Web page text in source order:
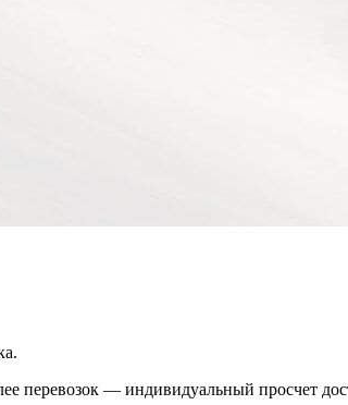
перевозок — индивидуальный просчет